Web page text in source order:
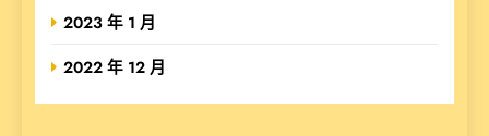
2023 年 1 月
2022 年 12 月